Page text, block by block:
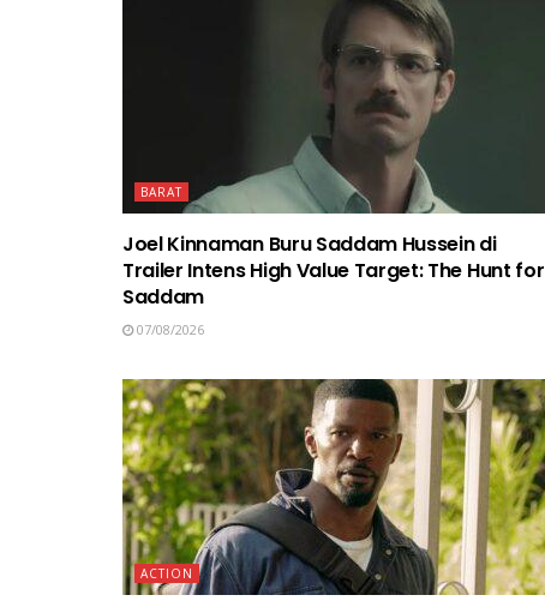
BARAT
Joel Kinnaman Buru Saddam Hussein di
Trailer Intens High Value Target: The Hunt for
Saddam
07/08/2026
ACTION